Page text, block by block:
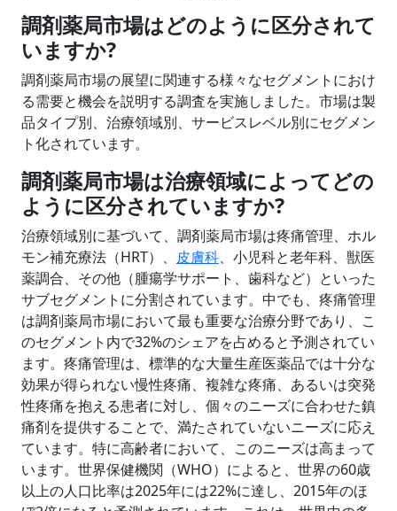
調剤薬局市場はどのように区分されて
いますか?
調剤薬局市場の展望に関連する様々なセグメントにおけ
る需要と機会を説明する調査を実施しました。市場は製
品タイプ別、治療領域別、サービスレベル別にセグメン
ト化されています。
調剤薬局市場は治療領域によってどの
ように区分されていますか?
治療領域別に基づいて、調剤薬局市場は疼痛管理、ホル
モン補充療法（HRT）、 皮膚科、小児科と老年科、獣医
薬調合、その他（腫瘍学サポート、歯科など）といった
サブセグメントに分割されています。中でも、疼痛管理
は調剤薬局市場において最も重要な治療分野であり、こ
のセグメント内で32%のシェアを占めると予測されてい
ます。疼痛管理は、標準的な大量生産医薬品では十分な
効果が得られない慢性疼痛、複雑な疼痛、あるいは突発
性疼痛を抱える患者に対し、個々のニーズに合わせた鎮
痛剤を提供することで、満たされていないニーズに応え
ています。特に高齢者において、このニーズは高まって
います。世界保健機関（WHO）によると、世界の60歳
以上の人口比率は2025年には22%に達し、2015年のほ